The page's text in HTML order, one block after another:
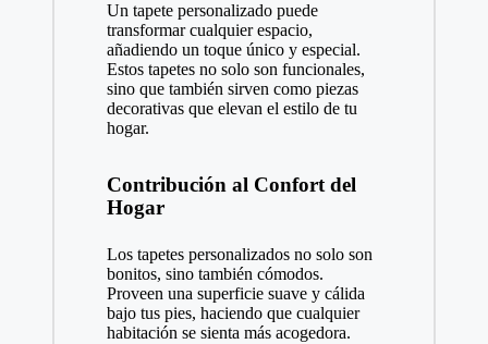
Un tapete personalizado puede
transformar cualquier espacio,
añadiendo un toque único y especial.
Estos tapetes no solo son funcionales,
sino que también sirven como piezas
decorativas que elevan el estilo de tu
hogar.
Contribución al Confort del
Hogar
Los tapetes personalizados no solo son
bonitos, sino también cómodos.
Proveen una superficie suave y cálida
bajo tus pies, haciendo que cualquier
habitación se sienta más acogedora.